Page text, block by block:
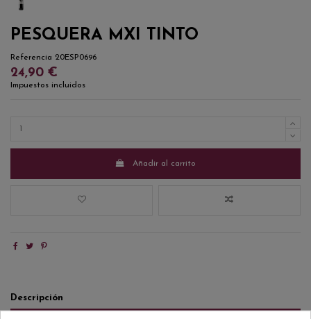
PESQUERA MXI TINTO
Referencia 20ESP0696
24,90 €
Impuestos incluidos
Añadir al carrito
Descripción